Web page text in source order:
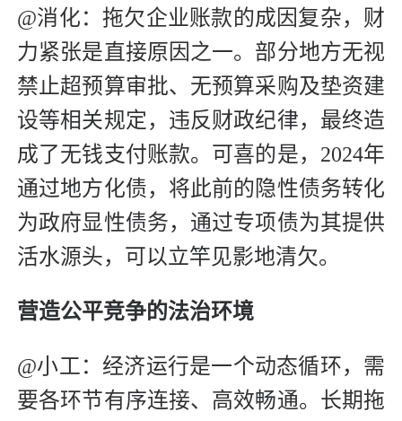
@消化：拖欠企业账款的成因复杂，财
力紧张是直接原因之一。部分地方无视
禁止超预算审批、无预算采购及垫资建
设等相关规定，违反财政纪律，最终造
成了无钱支付账款。可喜的是，2024年
通过地方化债，将此前的隐性债务转化
为政府显性债务，通过专项债为其提供
活水源头，可以立竿见影地清欠。
营造公平竞争的法治环境
@小工：经济运行是一个动态循环，需
要各环节有序连接、高效畅通。长期拖